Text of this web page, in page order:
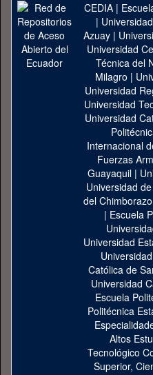
CEDIA|
|
Azuay|
Universidad
Técnica del
Milagro |
Universidad
Universidad
Universidad
Internacional
Fuerzas
Guayaquil|
Universidad
del Chimborazo
| Escuela
Universidad
Católica de
Universidad
Escuela
Politécnica
Altos
Tecnológico
Superior,